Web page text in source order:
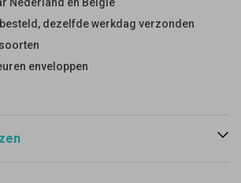
dezelfde werkdag verzonden
enveloppen